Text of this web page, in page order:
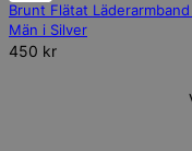
Brunt Flätat
Män i Silver
450 kr